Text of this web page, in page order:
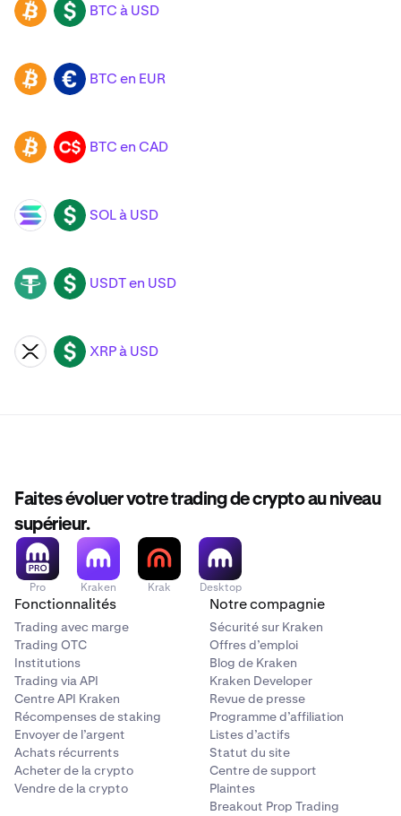
BTC USD BTC à USD
BTC EUR BTC en EUR
BTC CAD BTC en CAD
SOL USD SOL à USD
USDT USD USDT en USD
XRP USD XRP à USD
Faites évoluer votre trading de crypto au niveau
supérieur.
Pro Kraken Krak Desktop
Fonctionnalités
Trading avec marge
Trading OTC
Institutions
Trading via API
Centre API Kraken
Récompenses de staking
Envoyer de l’argent
Achats récurrents
Acheter de la crypto
Vendre de la crypto
Notre compagnie
Sécurité sur Kraken
Offres d’emploi
Blog de Kraken
Kraken Developer
Revue de presse
Programme d’affiliation
Listes d’actifs
Statut du site
Centre de support
Plaintes
Breakout Prop Trading